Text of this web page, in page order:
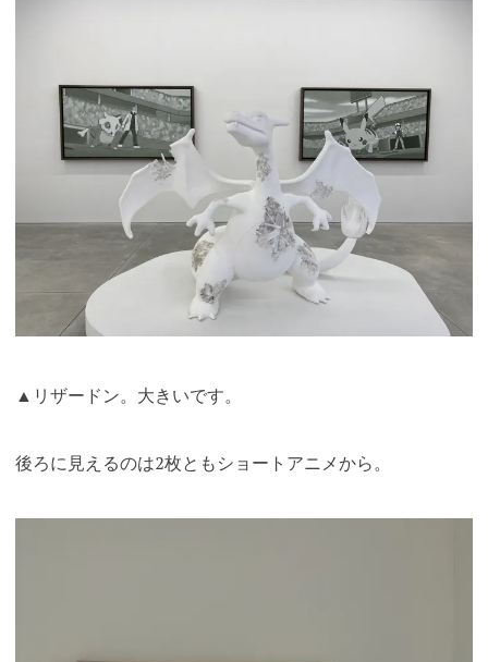
▲リザードン。大きいです。
後ろに見えるのは2枚ともショートアニメから。